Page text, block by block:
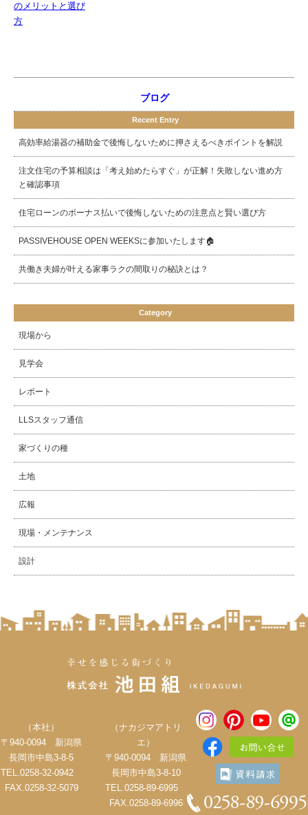
のメリットと選び
方
ブログ
Recent Entry
高効率給湯器の補助金で後悔しないために押さえるべきポイントを解説
注文住宅の予算相談は「考え始めたらすぐ」が正解！失敗しない進め方
と確認事項
住宅ローンのボーナス払いで後悔しないための注意点と賢い選び方
PASSIVEHOUSE OPEN WEEKSに参加いたします🏠
共働き夫婦が叶える家事ラクの間取りの秘訣とは？
Category
現場から
見学会
レポート
LLSスタッフ通信
家づくりの種
土地
広報
現場・メンテナンス
設計
（本社）
〒940-0094 新潟県
長岡市中島3-8-5
TEL.0258-32-0942
FAX.0258-32-5079
（ナカジマアトリ
エ）
〒940-0094 新潟県
長岡市中島3-8-10
TEL.0258-89-6995
FAX.0258-89-6996